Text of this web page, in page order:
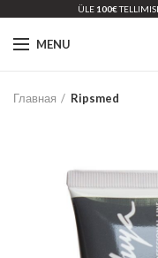
ÜLE 100€
MENU
Главная Ripsmed